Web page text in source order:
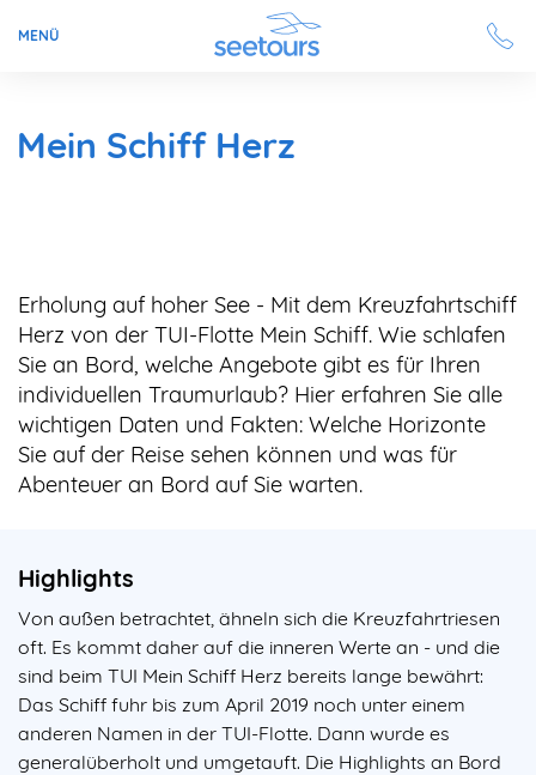
MENÜ
Schiffe
Reisesuche
Angebote
Aktuell auf seetours
Mein Schiff Herz
Erholung auf hoher See - Mit dem Kreuzfahrtschiff
Herz von der TUI-Flotte Mein Schiff. Wie schlafen
Sie an Bord, welche Angebote gibt es für Ihren
individuellen Traumurlaub? Hier erfahren Sie alle
wichtigen Daten und Fakten: Welche Horizonte
Sie auf der Reise sehen können und was für
Abenteuer an Bord auf Sie warten.
Highlights
Von außen betrachtet, ähneln sich die Kreuzfahrtriesen
oft. Es kommt daher auf die inneren Werte an - und die
sind beim TUI Mein Schiff Herz bereits lange bewährt:
Das Schiff fuhr bis zum April 2019 noch unter einem
anderen Namen in der TUI-Flotte. Dann wurde es
generalüberholt und umgetauft. Die Highlights an Bord